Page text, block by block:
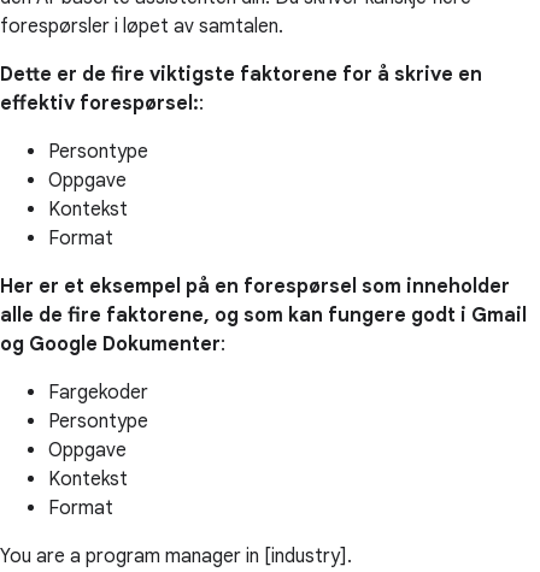
forespørsler i løpet av samtalen.
Dette er de fire viktigste faktorene for å skrive en
effektiv forespørsel::
Persontype
Oppgave
Kontekst
Format
Her er et eksempel på en forespørsel som inneholder
alle de fire faktorene, og som kan fungere godt i Gmail
og Google Dokumenter:
Fargekoder
Persontype
Oppgave
Kontekst
Format
You are a program manager in [industry].